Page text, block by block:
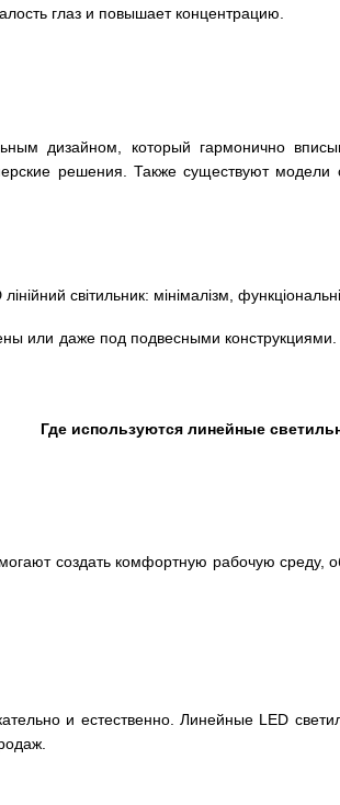
глаз и повышает концентрацию.
дизайном, который гармонично
решения. Также существуют
или даже под подвесными
Где используются линейные
создать комфортную рабочую
и естественно. Линейные LED